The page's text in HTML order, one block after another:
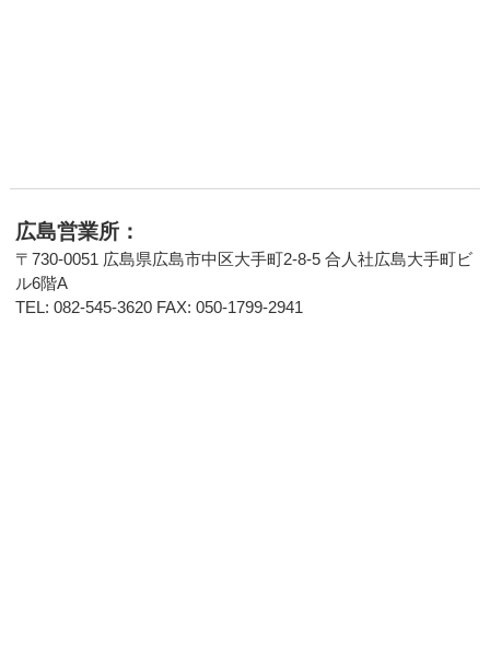
広島営業所：
〒730-0051 広島県広島市中区大手町2-8-5 合人社広島大手町ビ
ル6階A
TEL: 082-545-3620 FAX: 050-1799-2941